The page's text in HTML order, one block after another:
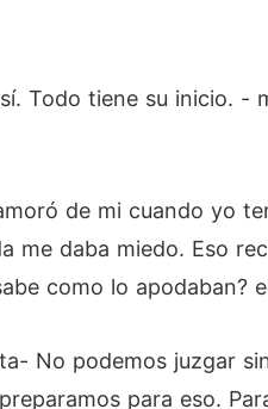
Todo tiene su inicio. -
de mi cuando yo
me daba miedo. Eso
como lo
No podemos juzgar
para eso.